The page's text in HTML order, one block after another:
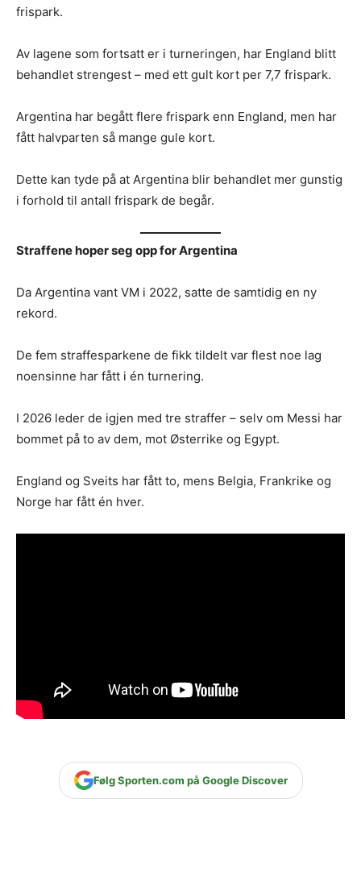
frispark.
Av lagene som fortsatt er i turneringen, har England blitt
behandlet strengest – med ett gult kort per 7,7 frispark.
Argentina har begått flere frispark enn England, men har
fått halvparten så mange gule kort.
Dette kan tyde på at Argentina blir behandlet mer gunstig
i forhold til antall frispark de begår.
Straffene hoper seg opp for Argentina
Da Argentina vant VM i 2022, satte de samtidig en ny
rekord.
De fem straffesparkene de fikk tildelt var flest noe lag
noensinne har fått i én turnering.
I 2026 leder de igjen med tre straffer – selv om Messi har
bommet på to av dem, mot Østerrike og Egypt.
England og Sveits har fått to, mens Belgia, Frankrike og
Norge har fått én hver.
Følg Sporten.com på Google Discover